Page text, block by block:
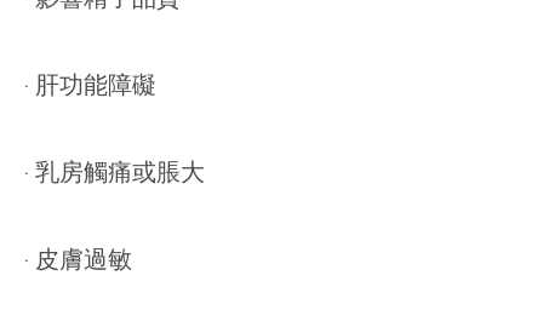
‧ 肝功能障礙
‧ 乳房觸痛或脹大
‧ 皮膚過敏